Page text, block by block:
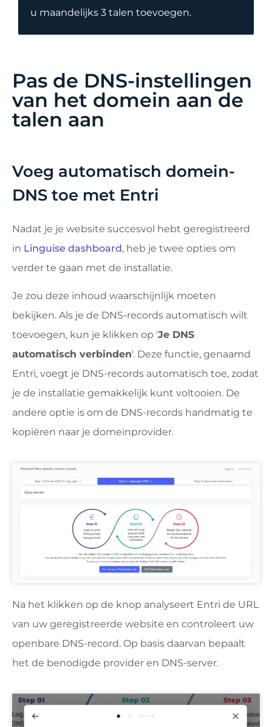
u maandelijks 3 talen toevoegen.
Pas de DNS-instellingen
van het domein aan de
talen aan
Voeg automatisch domein-
DNS toe met Entri
Nadat je je website succesvol hebt geregistreerd
in Linguise dashboard, heb je twee opties om
verder te gaan met de installatie.
Je zou deze inhoud waarschijnlijk moeten
bekijken. Als je de DNS-records automatisch wilt
toevoegen, kun je klikken op 'Je DNS
automatisch verbinden'. Deze functie, genaamd
Entri, voegt je DNS-records automatisch toe, zodat
je de installatie gemakkelijk kunt voltooien. De
andere optie is om de DNS-records handmatig te
kopiëren naar je domeinprovider.
Na het klikken op de knop analyseert Entri de URL
van uw geregistreerde website en controleert uw
openbare DNS-record. Op basis daarvan bepaalt
het de benodigde provider en DNS-server.